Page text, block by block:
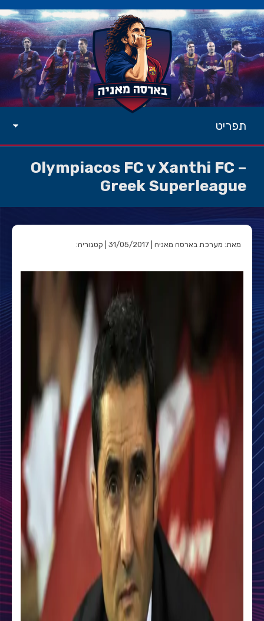
תפריט
Olympiacos FC v Xanthi FC –
Greek Superleague
מאת: מערכת בארסה מאניה | 31/05/2017 | קטגוריה: